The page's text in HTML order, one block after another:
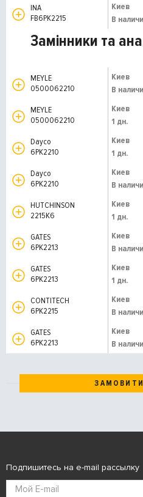
INA
FB6PK2215
Киев
В
Замінники та
MEYLE
0500062210
Киев
В
MEYLE
0500062210
Киев
1 дн.
Dayco
6PK2210
Киев
1 дн.
Dayco
6PK2210
Киев
В
HUTCHINSON
2215K6
Киев
1 дн.
GATES
6PK2213
Киев
В
GATES
6PK2213
Киев
1 дн.
CONTITECH
6PK2215
Киев
В
GATES
6PK2213
Киев
В
ЗАМОВИТИ
Подпишитесь на e-mail рассылку